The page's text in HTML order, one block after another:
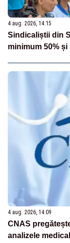
4 aug. 2026, 14:15
Sindicaliștii din
minimum 50%
4 aug. 2026, 14:09
CNAS
analizele